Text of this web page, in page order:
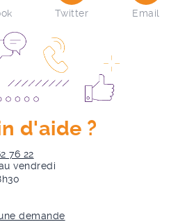
Twitter Email
d'aide ?
76 22
vendredi
demande